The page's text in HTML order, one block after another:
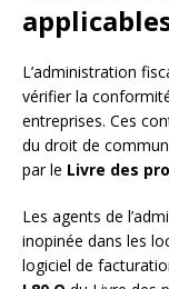
L’administration
vérifier la
entreprises. Ces
du droit de
par le Livre des
Les agents de
inopinée dans les
logiciel de